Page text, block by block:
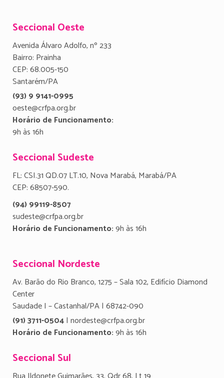
Seccional Oeste
Avenida Álvaro Adolfo, nº 233
Bairro: Prainha
CEP: 68.005-150
Santarém/PA
(93) 9 9141-0995
oeste@crfpa.org.br
Horário de Funcionamento:
9h às 16h
Seccional Sudeste
FL: CSI.31 QD.07 LT.10, Nova Marabá, Marabá/PA
CEP: 68507-590.
(94) 99119-8507
sudeste@crfpa.org.br
Horário de Funcionamento:9h às 16h
Seccional Nordeste
Av. Barão do Rio Branco, 1275 – Sala 102, Edifício Diamond
Center
Saudade I – Castanhal/PA | 68742-090
(91) 3711-0504| nordeste@crfpa.org.br
Horário de Funcionamento:9h às 16h
Seccional Sul